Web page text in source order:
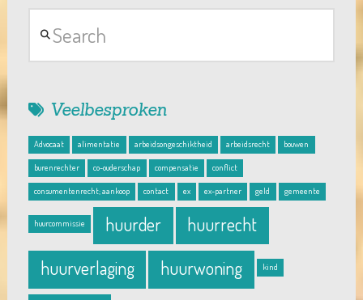
Veelbesproken
Advocaat alimentatie arbeidsongeschiktheid arbeidsrecht bouwen
burenrechter co-ouderschap compensatie conflict
consumentenrecht; aankoop contact ex ex-partner geld gemeente
huurcommissie huurder huurrecht
huurverlaging huurwoning kind